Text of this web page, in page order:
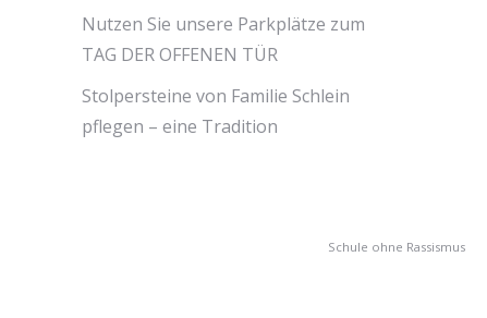
Nutzen Sie unsere Parkplätze zum
TAG DER OFFENEN TÜR
Stolpersteine von Familie Schlein
pflegen – eine Tradition
Schule ohne Rassismus